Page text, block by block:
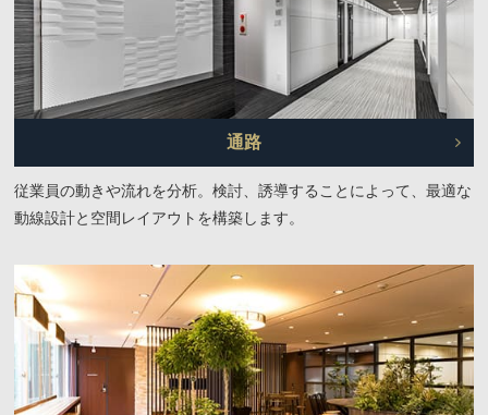
通路
従業員の動きや流れを分析。検討、誘導することによって、最適な
動線設計と空間レイアウトを構築します。